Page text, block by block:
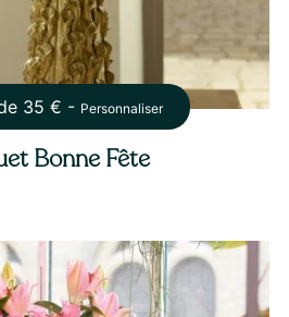
35 € - Personnaliser
Bonne Fête